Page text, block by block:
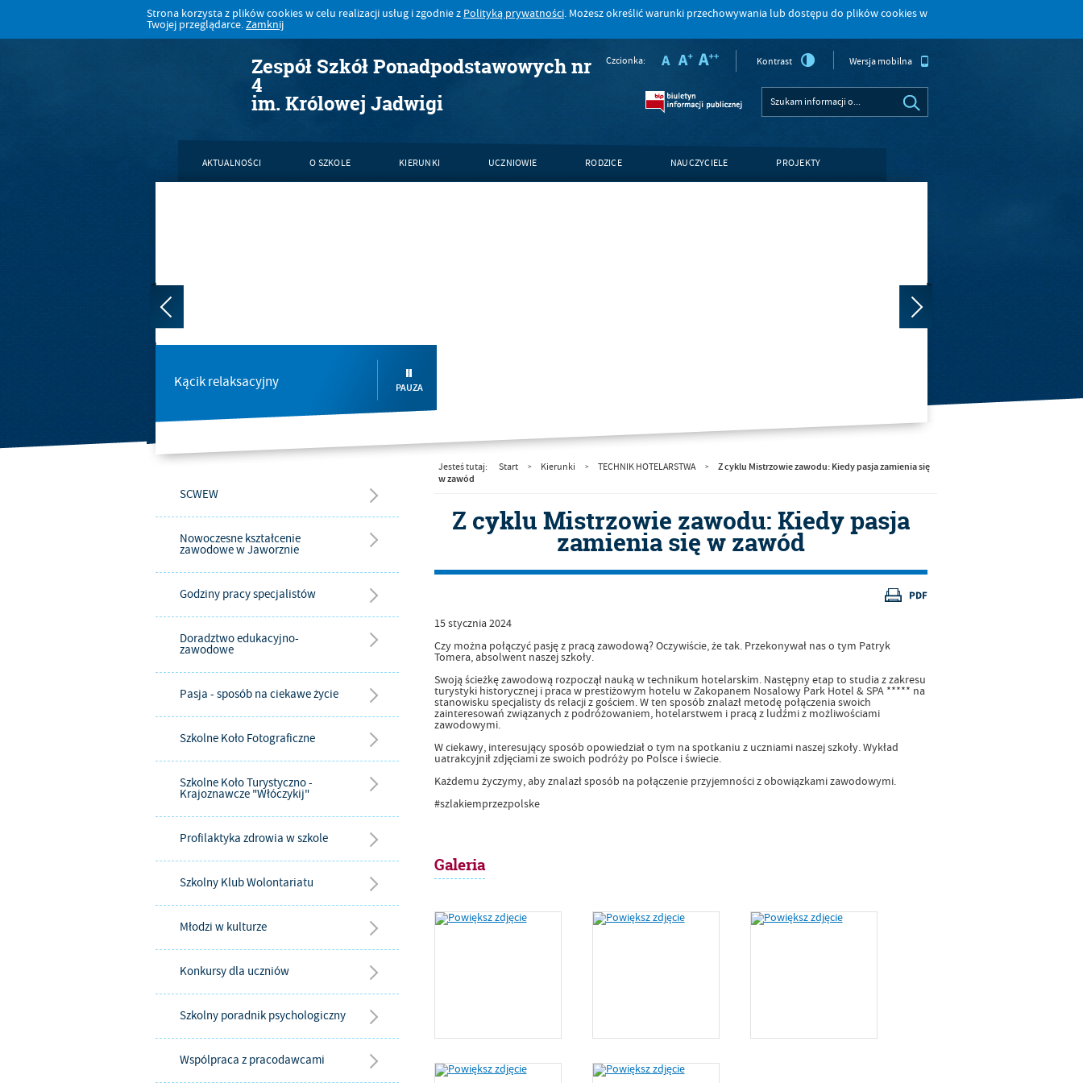
Strona korzysta z plików cookies w celu realizacji usług i zgodnie z Polityką prywatności. Możesz określić warunki przechowywania lub dostępu do plików cookies w
Twojej przeglądarce.Zamknij
Zespół Szkół Ponadpodstawowych nr
4
im. Królowej Jadwigi
Czcionka: Kontrast Wersja mobilna
AKTUALNOŚCI O SZKOLE KIERUNKI UCZNIOWIE RODZICE NAUCZYCIELE PROJEKTY
Kącik relaksacyjny PAUZA
SCWEW
Nowoczesne kształcenie
zawodowe w Jaworznie
Godziny pracy specjalistów
Doradztwo edukacyjno-
zawodowe
Pasja - sposób na ciekawe życie
Szkolne Koło Fotograficzne
Szkolne Koło Turystyczno -
Krajoznawcze "Włóczykij"
Profilaktyka zdrowia w szkole
Szkolny Klub Wolontariatu
Młodzi w kulturze
Konkursy dla uczniów
Szkolny poradnik psychologiczny
Wspólpraca z pracodawcami
Jesteś tutaj: Start > Kierunki > TECHNIK HOTELARSTWA >
Z cyklu Mistrzowie zawodu: Kiedy pasja zamienia się
w zawód
Z cyklu Mistrzowie zawodu: Kiedy pasja
zamienia się w zawód
15stycznia2024
Czy można połączyć pasję z pracą zawodową? Oczywiście, że tak. Przekonywał nas o tym Patryk
Tomera, absolwent naszej szkoły.
Swoją ścieżkę zawodową rozpoczął nauką w technikum hotelarskim. Następny etap to studia z zakresu
turystyki historycznej i praca w prestiżowym hotelu w Zakopanem Nosalowy Park Hotel & SPA ***** na
stanowisku specjalisty ds relacji z gościem. W ten sposób znalazł metodę połączenia swoich
zainteresowań związanych z podróżowaniem, hotelarstwem i pracą z ludźmi z możliwościami
zawodowymi.
W ciekawy, interesujący sposób opowiedział o tym na spotkaniu z uczniami naszej szkoły. Wykład
uatrakcyjnił zdjęciami ze swoich podróży po Polsce i świecie.
Każdemu życzymy, aby znalazł sposób na połączenie przyjemności z obowiązkami zawodowymi.
#szlakiemprzezpolske
Galeria